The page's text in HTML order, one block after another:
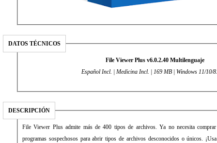
DATOS TÉCNICOS
File Viewer Plus v6.0.2.40 Multilenguaje
Español Incl. | Medicina Incl. | 169 MB | Windows 11/10/
DESCRIPCIÓN
File Viewer Plus admite más de 400 tipos de archivos. Ya no necesita
programas sospechosos para abrir tipos de archivos desconocidos o únicos.